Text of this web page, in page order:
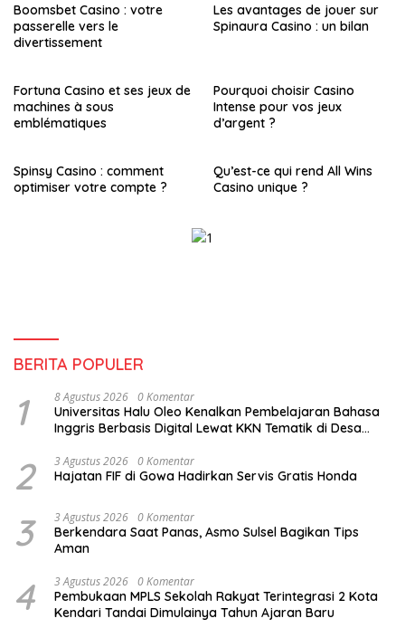
Boomsbet Casino : votre
passerelle vers le
divertissement
Les avantages de jouer sur
Spinaura Casino : un bilan
Fortuna Casino et ses jeux de
machines à sous
emblématiques
Pourquoi choisir Casino
Intense pour vos jeux
d’argent ?
Spinsy Casino : comment
optimiser votre compte ?
Qu’est-ce qui rend All Wins
Casino unique ?
BERITA POPULER
1 8 Agustus 2026 0 Komentar
Universitas Halu Oleo Kenalkan Pembelajaran Bahasa
Inggris Berbasis Digital Lewat KKN Tematik di Desa
2 3 Agustus 2026 0 Komentar
Hajatan FIF di Gowa Hadirkan Servis Gratis Honda
3 3 Agustus 2026 0 Komentar
Berkendara Saat Panas, Asmo Sulsel Bagikan Tips
Aman
4 3 Agustus 2026 0 Komentar
Pembukaan MPLS Sekolah Rakyat Terintegrasi 2 Kota
Kendari Tandai Dimulainya Tahun Ajaran Baru